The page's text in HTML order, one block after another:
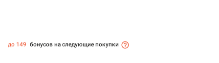
до 149 бонусов на следующие покупки